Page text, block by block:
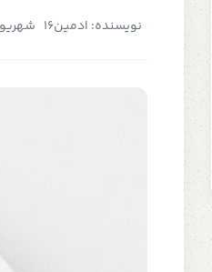
نویسنده: ادمین16 شهریور 1404